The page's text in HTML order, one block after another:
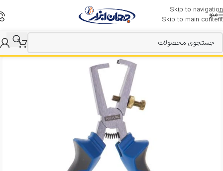
Skip to navigation
Skip to main content
منو